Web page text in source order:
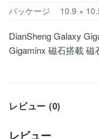
パッケージ
10.9 ×
DianSheng Galaxy
Gigaminx 磁石搭載 磁
レビュー (0)
レビュー